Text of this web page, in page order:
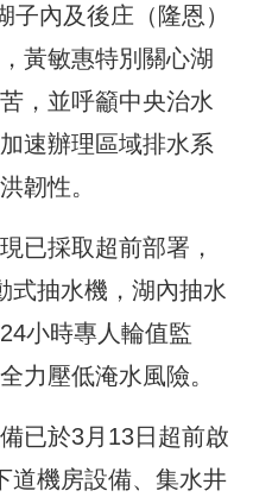
子內及後庄（隆恩）
黃敏惠特別關心湖
，並呼籲中央治水
速辦理區域排水系
韌性。
已採取超前部署，
式抽水機，湖內抽水
小時專人輪值監
力壓低淹水風險。
已於3月13日超前啟
道機房設備、集水井